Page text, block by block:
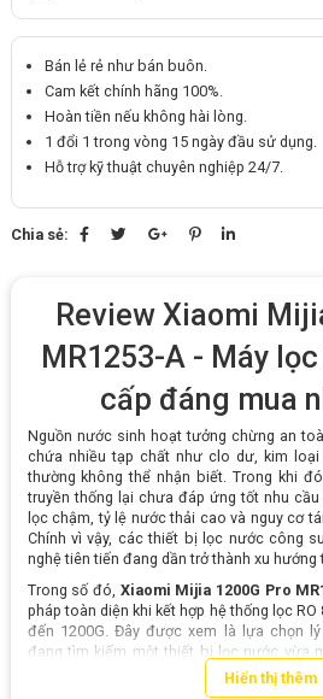
Bán lẻ rẻ như bán buôn.
Cam kết chính hãng 100%.
Hoàn tiền nếu không hài lòng.
1 đổi 1 trong vòng 15 ngày đầu sử dụng.
Hỗ trợ kỹ thuật chuyên nghiệp 24/7.
Chia sẻ:
Review Xiaomi
MR1253-A - Máy
cấp đáng mua
Nguồn nước sinh hoạt tưởng chừng an
chứa nhiều tạp chất như clo dư, kim
thường không thể nhận biết. Trong khi
truyền thống lại chưa đáp ứng tốt nhu
lọc chậm, tỷ lệ nước thải cao và nguy cơ
Chính vì vậy, các thiết bị lọc nước công
nghệ tiên tiến đang dần trở thành xu hướng
Trong số đó, Xiaomi Mijia 1200G Pro
pháp toàn diện khi kết hợp hệ thống lọc
đến 1200G. Đây được xem là lựa chọn
đang tìm kiếm một thiết bị lọc nước vừa
Hiển thị thêm